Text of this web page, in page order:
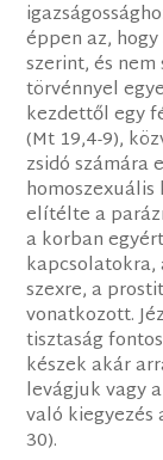
éppen az,
szerint, és
törvénnyel
kezdettől egy
(Mt 19,4-9),
zsidó számára
homoszexuális
elítélte a
a korban
kapcsolatokra,
szexre, a
vonatkozott.
tisztaság
készek akár
levágjuk vagy
való
30).